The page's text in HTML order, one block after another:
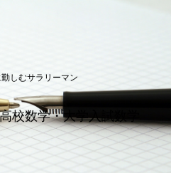
しむサラリーマン
校数学・大学入試数学